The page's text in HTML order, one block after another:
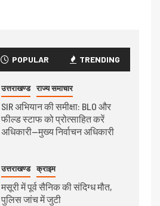
POPULAR TRENDING
उत्तराखण्ड राज्य समाचार
SIR अभियान की समीक्षा: BLO और
फील्ड स्टाफ को प्रोत्साहित करें
अधिकारी—मुख्य निर्वाचन अधिकारी
उत्तराखण्ड क्राइम
मसूरी में पूर्व सैनिक की संदिग्ध मौत,
पुलिस जांच में जुटी